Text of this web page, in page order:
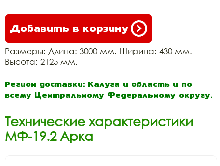
Добавить в корзину
Размеры: Длина: 3000 мм. Ширина: 430 мм.
Высота: 2125 мм.
Регион доставки: Калуга и область и по
всему Центральному Федеральному округу.
Технические характеристики
МФ-19.2 Арка